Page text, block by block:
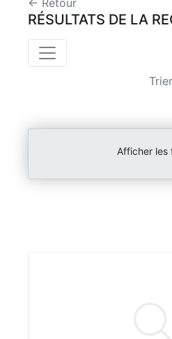
← Retour
RÉSULTATS DE LA
Afficher les